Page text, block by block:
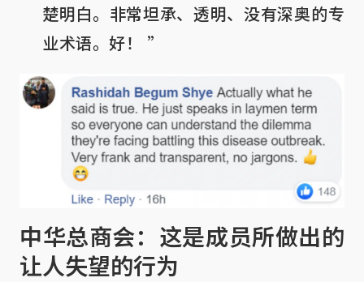
楚明白。非常坦承、透明、没有深奥的专
业术语。好！ ”
中华总商会：这是成员所做出的
让人失望的行为